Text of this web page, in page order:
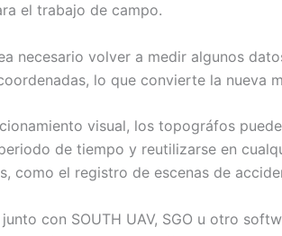
el trabajo de campo.
necesario volver a medir algunos
lo que convierte la nueva
visual, los topográfos
de tiempo y reutilizarse en
como el registro de escenas de
con SOUTH UAV, SGO u otro